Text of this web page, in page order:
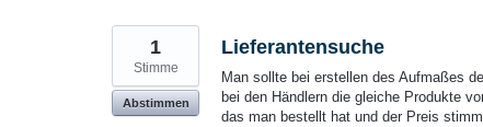
Lieferantensuche
Man sollte bei erstellen des Aufmaßes
bei den Händlern die gleiche Produkte
das man bestellt hat und der Preis
1
Stimme
Abstimmen